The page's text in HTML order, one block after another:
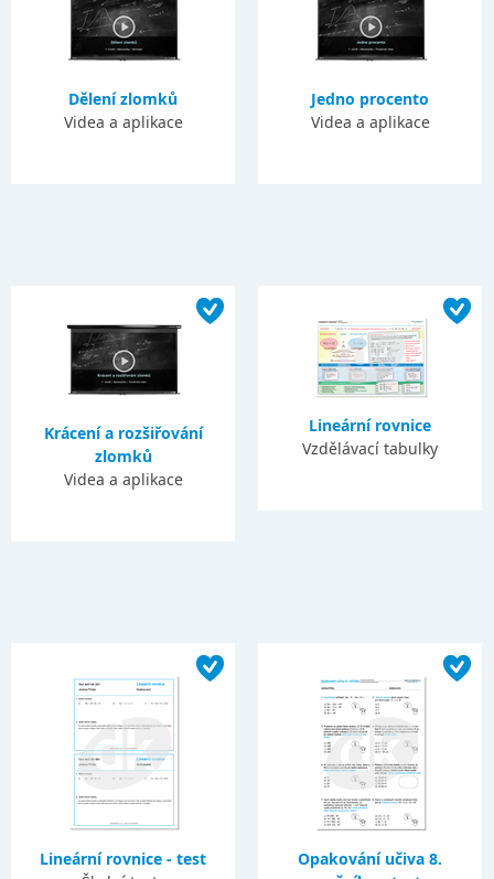
Dělení zlomků
Videa a aplikace
Jedno procento
Videa a aplikace
Krácení a rozšiřování
zlomků
Videa a aplikace
Lineární rovnice
Vzdělávací tabulky
Lineární rovnice - test
Opakování učiva 8.